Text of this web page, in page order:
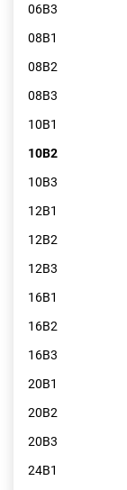
06B3
08B1
08B2
08B3
10B1
10B2
10B3
12B1
12B2
12B3
16B1
16B2
16B3
20B1
20B2
20B3
24B1